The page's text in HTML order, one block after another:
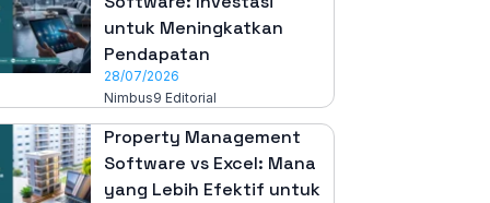
untuk Meningkatkan
Pendapatan
28/07/2026
Nimbus9 Editorial
Property Management
Software vs Excel: Mana
yang Lebih Efektif untuk